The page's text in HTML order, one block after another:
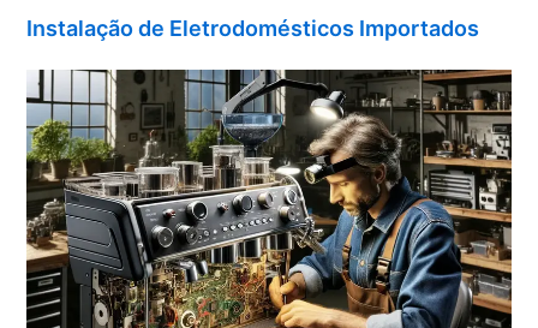
Instalação de Eletrodomésticos Importados